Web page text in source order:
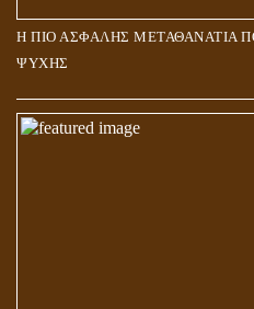
Η ΠΙΟ ΑΣΦΑΛΗΣ ΜΕΤΑΘΑΝΑΤΙΑ
ΨΥΧΗΣ